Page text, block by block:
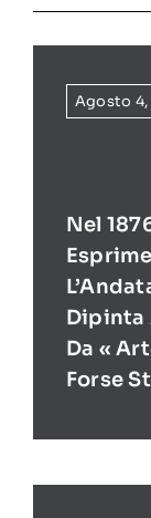
Agosto 4,
Nel
Dipinta
Da «
Forse